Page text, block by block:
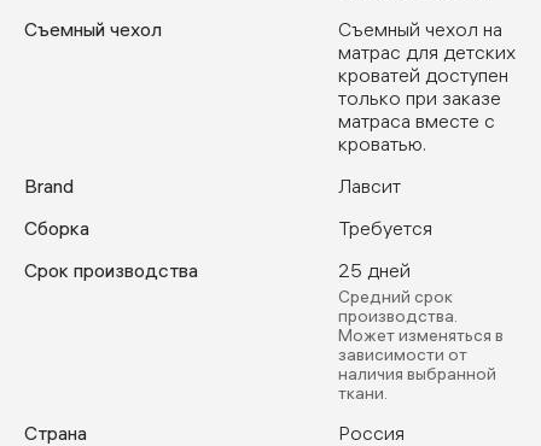
Съемный чехол
Съемный чехол на
матрас для детских
кроватей доступен
только при заказе
матраса вместе с
кроватью.
Brand
Лавсит
Сборка
Требуется
Срок производства
25 дней
Средний срок
производства.
Может изменяться в
зависимости от
наличия выбранной
ткани.
Страна
Россия